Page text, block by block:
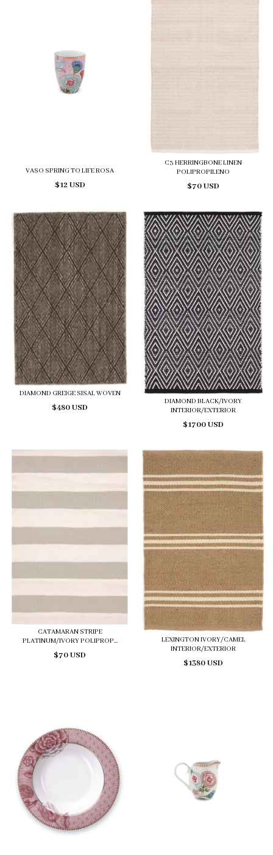
VASO SPRING TO LIFE ROSA
$12 USD
C3 HERRINGBONE LINEN
POLIPROPILENO
$70 USD
DIAMOND GREIGE SISAL WOVEN
$480 USD
DIAMOND BLACK/IVORY
INTERIOR/EXTERIOR
$1700 USD
CATAMARAN STRIPE
PLATINUM/IVORY POLIPROP...
$70 USD
LEXINGTON IVORY/CAMEL
INTERIOR/EXTERIOR
$1380 USD